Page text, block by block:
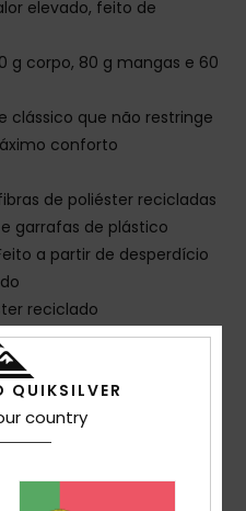
elevado, feito de
g corpo, 80 g mangas e 60
clássico que não restringe
conforto
de poliéster recicladas
garrafas de plástico
a partir de desperdício
reciclado
de água durável
em zonas críticas
com tricô escovado
com capacete
na manga
QUIKSILVER
country